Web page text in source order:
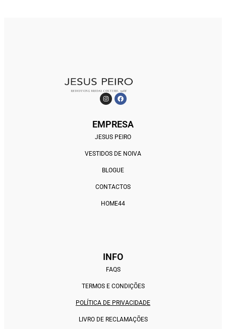
EMPRESA
JESUS PEIRO
VESTIDOS DE NOIVA
BLOGUE
CONTACTOS
HOME44
INFO
FAQS
TERMOS E CONDIÇÕES
POLÍTICA DE PRIVACIDADE
LIVRO DE RECLAMAÇÕES